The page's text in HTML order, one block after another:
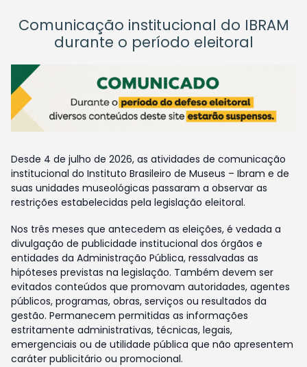
Comunicação institucional do IBRAM
durante o período eleitoral
Desde 4 de julho de 2026, as atividades de comunicação
institucional do Instituto Brasileiro de Museus – Ibram e de
suas unidades museológicas passaram a observar as
restrições estabelecidas pela legislação eleitoral.
Nos três meses que antecedem as eleições, é vedada a
divulgação de publicidade institucional dos órgãos e
entidades da Administração Pública, ressalvadas as
hipóteses previstas na legislação. Também devem ser
evitados conteúdos que promovam autoridades, agentes
públicos, programas, obras, serviços ou resultados da
gestão. Permanecem permitidas as informações
estritamente administrativas, técnicas, legais,
emergenciais ou de utilidade pública que não apresentem
caráter publicitário ou promocional.